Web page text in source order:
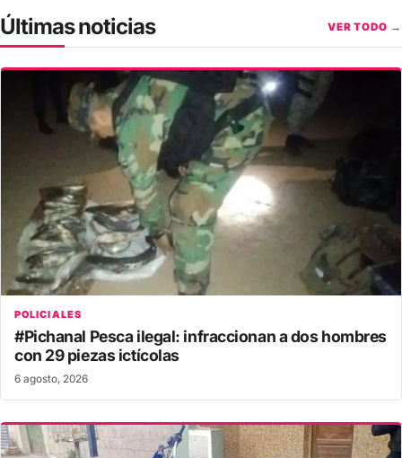
Últimas noticias VER TODO →
POLICIALES
#Pichanal Pesca ilegal: infraccionan a dos hombres
con 29 piezas ictícolas
6 agosto, 2026